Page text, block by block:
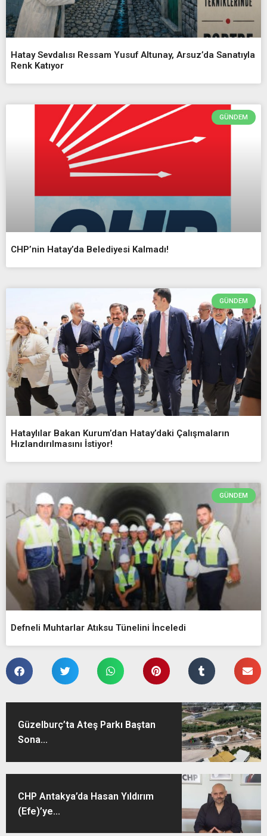
Hatay Sevdalısı Ressam Yusuf Altunay, Arsuz’da Sanatıyla
Renk Katıyor
GÜNDEM
CHP’nin Hatay’da Belediyesi Kalmadı!
GÜNDEM
Hataylılar Bakan Kurum’dan Hatay’daki Çalışmaların
Hızlandırılmasını İstiyor!
GÜNDEM
Defneli Muhtarlar Atıksu Tünelini İnceledi
Güzelburç’ta Ateş Parkı Baştan
Sona...
CHP Antakya’da Hasan Yıldırım
(Efe)’ye...